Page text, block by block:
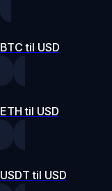
BTC til USD
ETH til USD
USDT til USD